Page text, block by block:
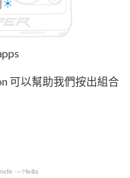
可以幫助我們按出組合